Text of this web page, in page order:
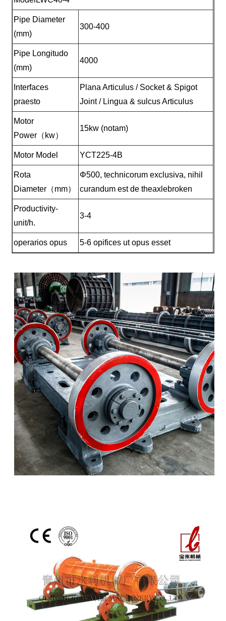
Pipe Diameter
(mm)
300-400
Pipe Longitudo
(mm)
4000
Interfaces
praesto
Plana Articulus / Socket & Spigot
Joint / Lingua & sulcus Articulus
Motor
Power（kw）
15kw (notam)
Motor Model YCT225-4B
Rota
Diameter（mm）
Φ500, technicorum exclusiva, nihil
curandum est de theaxlebroken
Productivity-
unit/h.
3-4
operarios opus 5-6 opifices ut opus esset